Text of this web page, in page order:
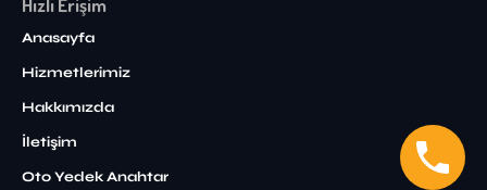
Hızlı Erişim
Anasayfa
Hizmetlerimiz
Hakkımızda
İletişim
Oto Yedek Anahtar